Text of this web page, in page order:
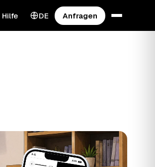
Hilfe DE Anfragen